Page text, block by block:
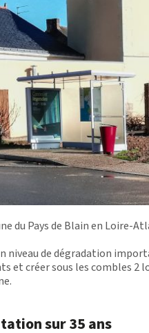
du Pays de Blain en Loire-
niveau de dégradation
et créer sous les combles 2
sur 35 ans